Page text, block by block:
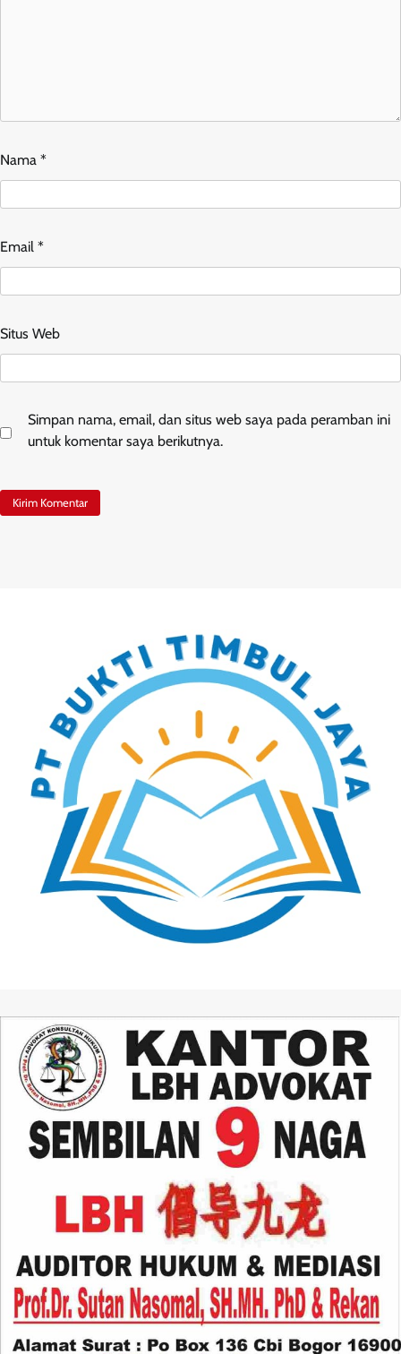
Nama *
Email *
Situs Web
Simpan nama, email, dan situs web saya pada peramban ini
untuk komentar saya berikutnya.